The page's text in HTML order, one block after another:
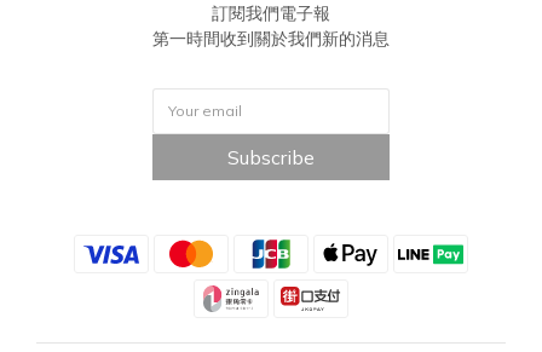
訂閱我們電子報
第一時間收到關於我們新的消息
Subscribe